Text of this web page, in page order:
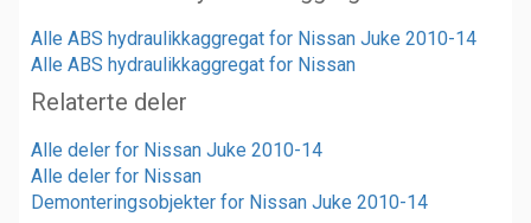
Alle ABS hydraulikkaggregat for Nissan Juke 2010-14
Alle ABS hydraulikkaggregat for Nissan
Relaterte deler
Alle deler for Nissan Juke 2010-14
Alle deler for Nissan
Demonteringsobjekter for Nissan Juke 2010-14